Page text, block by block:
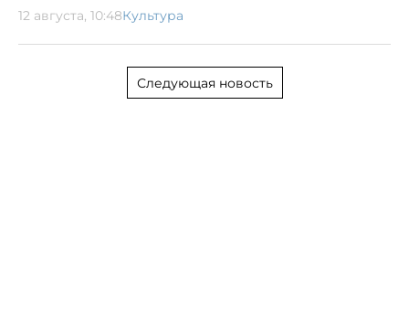
12 августа, 10:48Культура
Следующая новость